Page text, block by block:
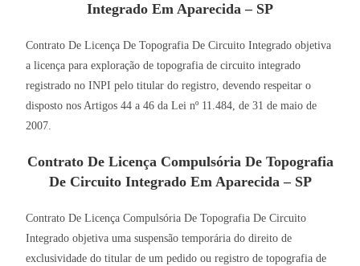
Integrado Em Aparecida – SP
Contrato De Licença De Topografia De Circuito Integrado objetiva
a licença para exploração de topografia de circuito integrado
registrado no INPI pelo titular do registro, devendo respeitar o
disposto nos Artigos 44 a 46 da Lei nº 11.484, de 31 de maio de
2007.
Contrato De Licença Compulsória De Topografia
De Circuito Integrado Em Aparecida – SP
Contrato De Licença Compulsória De Topografia De Circuito
Integrado objetiva uma suspensão temporária do direito de
exclusividade do titular de um pedido ou registro de topografia de